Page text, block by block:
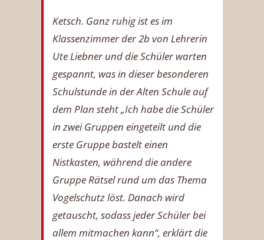
Ketsch. Ganz ruhig ist es im
Klassenzimmer der 2b von Lehrerin
Ute Liebner und die Schüler warten
gespannt, was in dieser besonderen
Schulstunde in der Alten Schule auf
dem Plan steht „Ich habe die Schüler
in zwei Gruppen eingeteilt und die
erste Gruppe bastelt einen
Nistkasten, während die andere
Gruppe Rätsel rund um das Thema
Vogelschutz löst. Danach wird
getauscht, sodass jeder Schüler bei
allem mitmachen kann“, erklärt die